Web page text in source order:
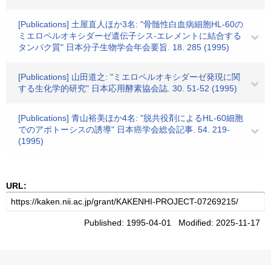
[Publications] 土屋直人ほか3名: "骨髄性白血病細胞HL-60の
ミエロペルオキシダーゼ遺伝子シス-エレメントに結合する
タンパク質" 日本分子生物学会年会要旨. 18. 285 (1995)
[Publications] 山田道之: "ミエロペルオキシダーゼ発現に関
する生化学的研究" 日本応用酵素協会誌. 30. 51-52 (1995)
[Publications] 青山裕美ほか4名: "脱共役剤によるHL-60細胞
でのアポトーシスの誘導" 日本癌学会総会記事. 54. 219-
(1995)
URL:
Published: 1995-04-01 Modified: 2025-11-17